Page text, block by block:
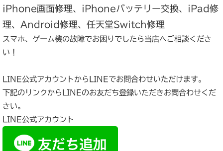
iPhone画面修理、iPhoneバッテリー交換、iPad修
理、Android修理、任天堂Switch修理
スマホ、ゲーム機の故障でお困りでしたら当店へご相談くださ
い！
LINE公式アカウントからLINEでお問合わせいただけます。
下記のリンクからLINEのお友だち登録いただきお問合わせくだ
さい。
LINE公式アカウント